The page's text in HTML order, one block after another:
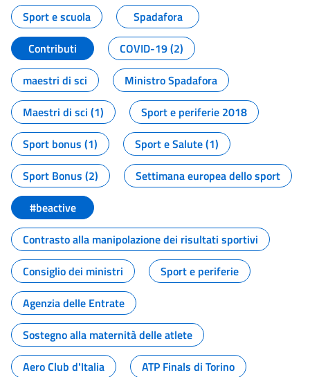
Sport e scuola
Spadafora
Contributi
COVID-19 (2)
maestri di sci
Ministro Spadafora
Maestri di sci (1)
Sport e periferie 2018
Sport bonus (1)
Sport e Salute (1)
Sport Bonus (2)
Settimana europea dello sport
#beactive
Contrasto alla manipolazione dei risultati sportivi
Consiglio dei ministri
Sport e periferie
Agenzia delle Entrate
Sostegno alla maternità delle atlete
Aero Club d'Italia
ATP Finals di Torino